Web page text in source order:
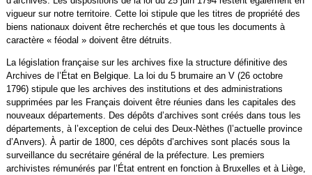
vigueur sur notre territoire. Cette loi stipule que les titres de propriété des
biens nationaux doivent être recherchés et que tous les documents à
caractère « féodal » doivent être détruits.
La législation française sur les archives fixe la structure définitive des
Archives de l’État en Belgique. La loi du 5 brumaire an V (26 octobre
1796) stipule que les archives des institutions et des administrations
supprimées par les Français doivent être réunies dans les capitales des
nouveaux départements. Des dépôts d’archives sont créés dans tous les
départements, à l’exception de celui des Deux-Nèthes (l’actuelle province
d’Anvers). À partir de 1800, ces dépôts d’archives sont placés sous la
surveillance du secrétaire général de la préfecture. Les premiers
archivistes rémunérés par l’État entrent en fonction à Bruxelles et à Liège,